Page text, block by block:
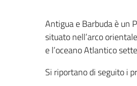
Antigua e Barbuda è un
situato nell’arco
e l’oceano Atlantico
Si riportano di seguito i